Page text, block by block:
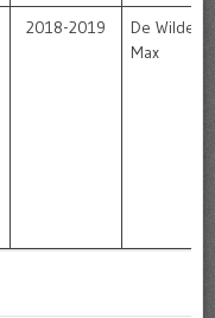
2018-2019
De Wilde,
Max